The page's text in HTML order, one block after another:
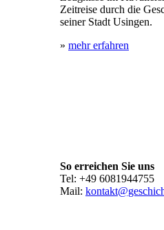
Zeitreise durch die
seiner Stadt Usingen.
» mehr erfahren
So erreichen Sie uns
Tel: +49 6081944755
Mail: